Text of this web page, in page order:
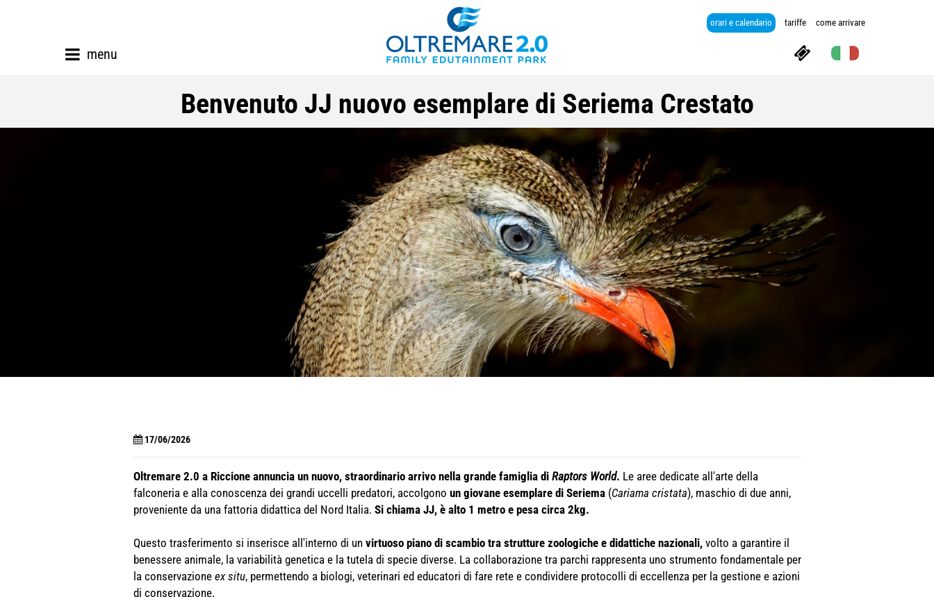
menu
orari e calendario tariffe come arrivare
Benvenuto JJ nuovo esemplare di Seriema Crestato
17/06/2026
Oltremare 2.0 a Riccione annuncia un nuovo, straordinario arrivo nella grande famiglia di Raptors World. Le aree dedicate all'arte della
falconeria e alla conoscenza dei grandi uccelli predatori, accolgono un giovane esemplare di Seriema (Cariama cristata), maschio di due anni,
proveniente da una fattoria didattica del Nord Italia. Si chiama JJ, è alto 1 metro e pesa circa 2kg.
Questo trasferimento si inserisce all'interno di un virtuoso piano di scambio tra strutture zoologiche e didattiche nazionali, volto a garantire il
benessere animale, la variabilità genetica e la tutela di specie diverse. La collaborazione tra parchi rappresenta uno strumento fondamentale per
la conservazione ex situ, permettendo a biologi, veterinari ed educatori di fare rete e condividere protocolli di eccellenza per la gestione e azioni
di conservazione.